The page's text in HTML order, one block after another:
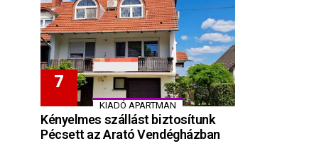
KIADÓ APARTMAN
Kényelmes szállást biztosítunk
Pécsett az Arató Vendégházban